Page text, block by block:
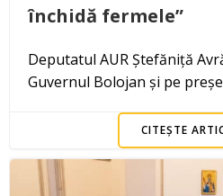
închidă fermele”
Deputatul AUR Ștefăniță
Guvernul Bolojan și pe
CITEȘTE